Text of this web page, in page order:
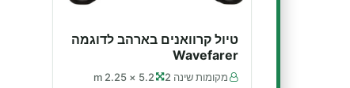
טיול קרוואנים בארהב לדוגמה
Wavefarer
מקומות שינה 2 5.2 × 2.25 m